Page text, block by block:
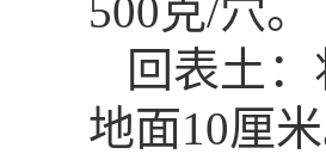
500克/穴。
回表土
地面10厘米